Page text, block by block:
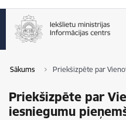
Sākums Priekšizpēte par
Priekšizpēte par
iesniegumu